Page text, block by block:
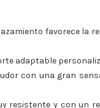
favorece la
adaptable
con una gran
resistente y con un